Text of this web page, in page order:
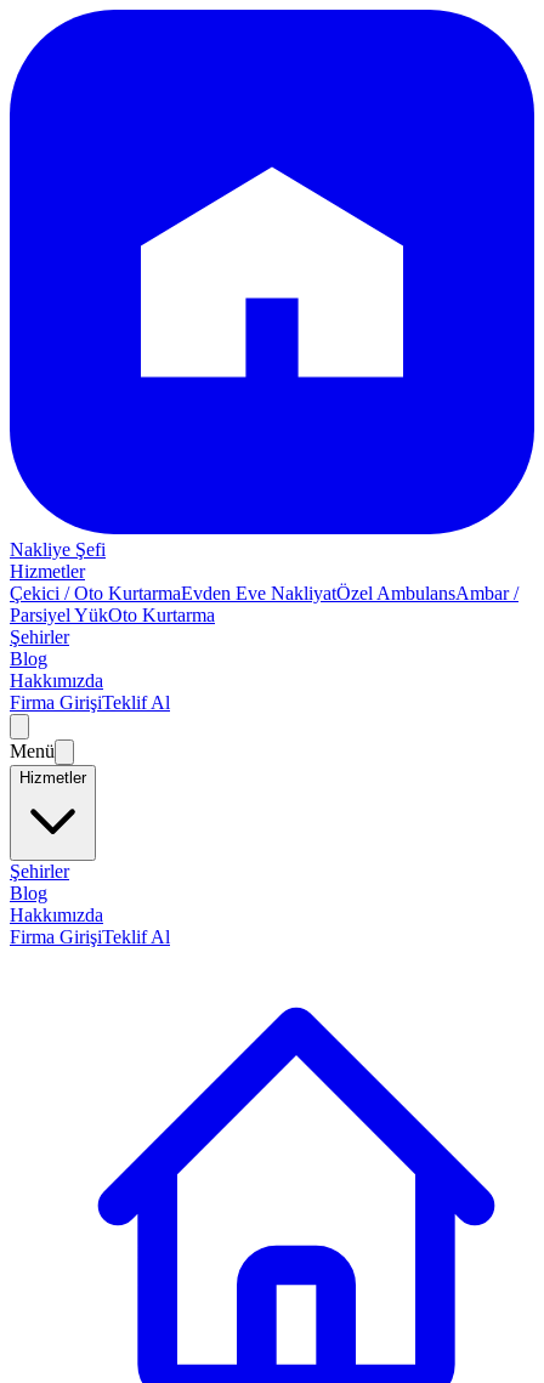
Nakliye Şefi
Hizmetler
Çekici / Oto KurtarmaEvden Eve NakliyatÖzel AmbulansAmbar /
Parsiyel YükOto Kurtarma
Şehirler
Blog
Hakkımızda
Firma GirişiTeklif Al
Menü
Hizmetler
Şehirler
Blog
Hakkımızda
Firma GirişiTeklif Al